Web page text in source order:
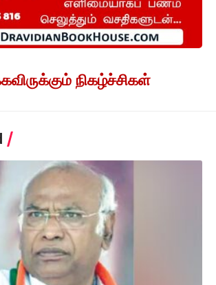
நிகழ்ச்சிகள்